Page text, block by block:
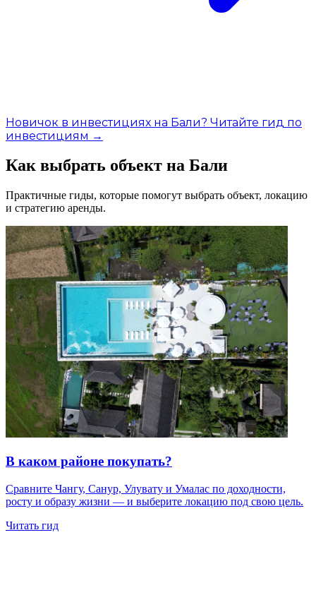
Новичок в инвестициях на Бали? Читайте гид по
инвестициям →
Как выбрать объект на Бали
Практичные гиды, которые помогут выбрать объект, локацию
и стратегию аренды.
В каком районе покупать?
Сравните Чангу, Санур, Улувату и Умалас по доходности,
росту и образу жизни — и выберите локацию под свою цель.
Читать гид